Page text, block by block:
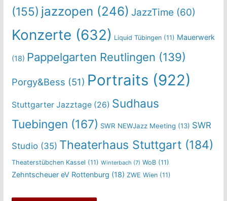
(155) jazzopen (246) JazzTime (60)
Konzerte (632) Liquid Tübingen(11) Mauerwerk
(18) Pappelgarten Reutlingen (139)
Porgy&Bess (51) Portraits (922)
Stuttgarter Jazztage(26) Sudhaus
Tuebingen (167) SWR NEWJazz Meeting (13) SWR
Studio(35) Theaterhaus Stuttgart(184)
Theaterstübchen Kassel (11) Winterbach (7) WoB(11)
Zehntscheuer eV Rottenburg (18) ZWE Wien(11)